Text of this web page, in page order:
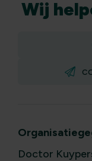
Wij
Doctor